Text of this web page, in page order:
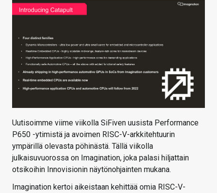
VAIHDA TEEMA
HAKU
Uutisoimme viime viikolla SiFiven uusista Performance
P650 -ytimistä ja avoimen RISC-V-arkkitehtuurin
ympärillä olevasta pöhinästä. Tällä viikolla
julkaisuvuorossa on Imagination, joka palasi hiljattain
otsikoihin Innovisionin näytönohjainten mukana.
Imagination kertoi aikeistaan kehittää omia RISC-V-